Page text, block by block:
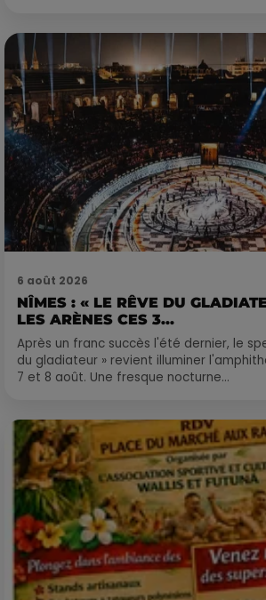
6 août 2026
NÎMES : « LE RÊVE DU
LES ARÈNES CES 3...
Après un franc succès l'été dernier, le
du gladiateur » revient illuminer
7 et 8 août. Une fresque nocturne...